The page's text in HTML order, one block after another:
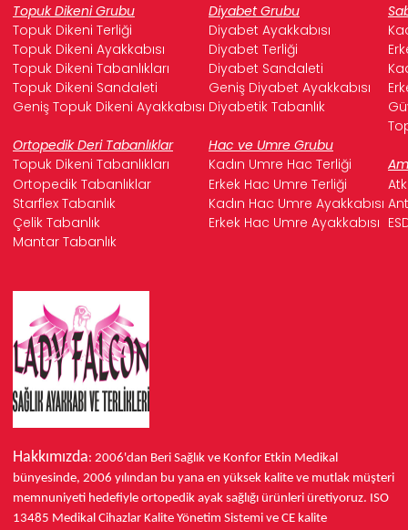
Topuk Dikeni Grubu Diyabet Grubu
Topuk Dikeni Terliği
Diyabet Ayakkabısı
Topuk Dikeni Ayakkabısı
Diyabet Terliği
Topuk Dikeni Tabanlıkları
Diyabet Sandaleti
Topuk Dikeni Sandaleti
Geniş Diyabet Ayakkabısı
Geniş Topuk Dikeni Ayakkabısı Diyabetik Tabanlık
Ortopedik Deri Tabanlıklar
Hac ve Umre Grubu
Topuk Dikeni Tabanlıkları
Kadın Umre Hac Terliği
Ortopedik Tabanlıklar
Erkek Hac Umre Terliği
Starflex Tabanlık
Kadın Hac Umre Ayakkabısı
Çelik Tabanlık
Erkek Hac Umre Ayakkabısı
Mantar Tabanlık
Hakkımızda: 2006'dan Beri Sağlık ve Konfor Etkin Medikal
bünyesinde, 2006 yılından bu yana en yüksek kalite ve mutlak müşteri
memnuniyeti hedefiyle ortopedik ayak sağlığı ürünleri üretiyoruz. ISO
13485 Medikal Cihazlar Kalite Yönetim Sistemi ve CE kalite